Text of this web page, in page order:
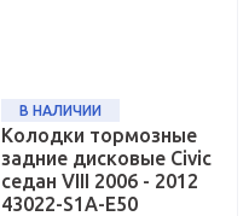
В НАЛИЧИИ
Колодки тормозные
задние дисковые Civic
седан VIII 2006 - 2012
43022-S1A-E50